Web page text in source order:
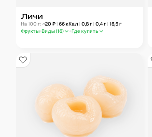
Личи
На 100 г: ~20₽ | 66кКал | 0,8г | 0,4г | 16,5г
Фрукты Виды (16) Где купить